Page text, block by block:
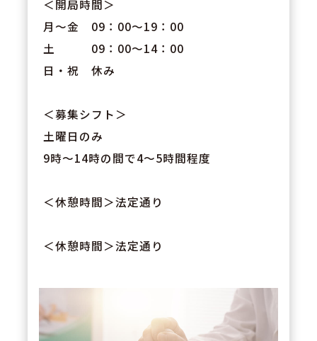
＜開局時間＞
月～金 09：00～19：00
土 09：00～14：00
日・祝 休み
＜募集シフト＞
土曜日のみ
9時～14時の間で4～5時間程度
＜休憩時間＞法定通り
＜休憩時間＞法定通り